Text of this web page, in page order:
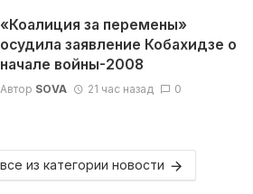
«Коалиция за перемены»
осудила заявление Кобахидзе о
начале войны-2008
Автор SOVA 21 час назад 0
из категории новости